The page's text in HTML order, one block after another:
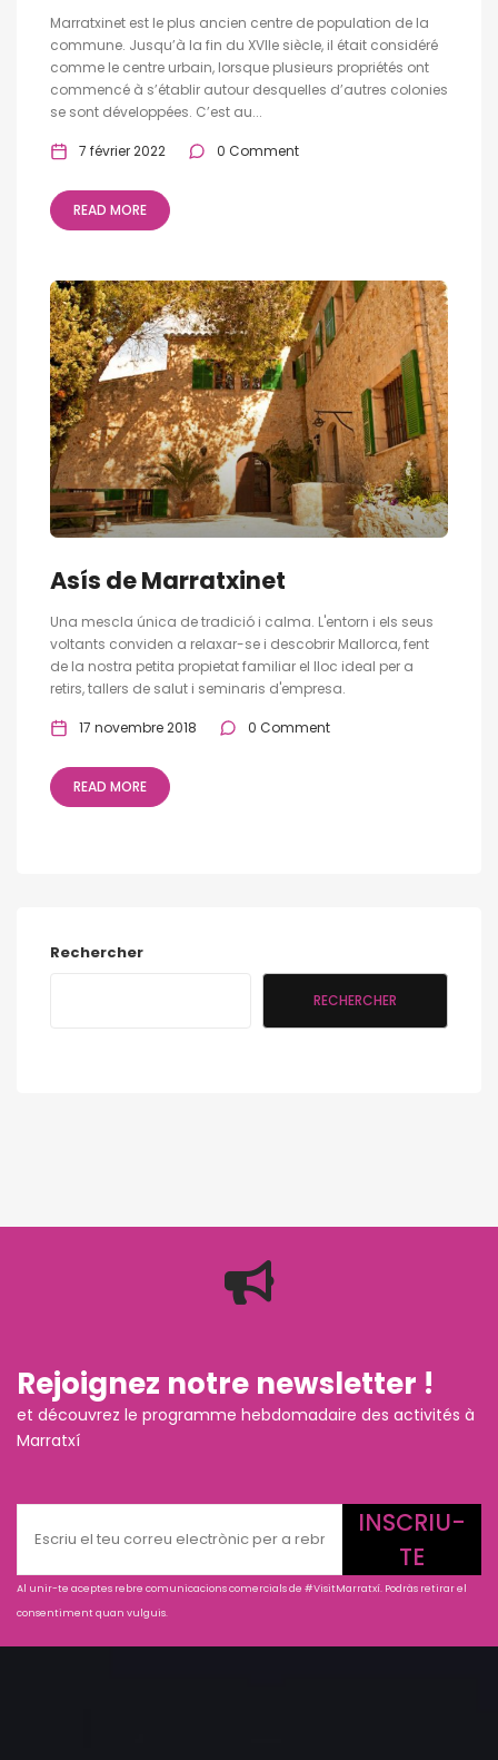
Marratxinet est le plus ancien centre de population de la
commune. Jusqu’à la fin du XVIIe siècle, il était considéré
comme le centre urbain, lorsque plusieurs propriétés ont
commencé à s’établir autour desquelles d’autres colonies
se sont développées. C’est au...
7 février 2022 0 Comment
READ MORE
Asís de Marratxinet
Una mescla única de tradició i calma. L'entorn i els seus
voltants conviden a relaxar-se i descobrir Mallorca, fent
de la nostra petita propietat familiar el lloc ideal per a
retirs, tallers de salut i seminaris d'empresa.
17 novembre 2018 0 Comment
READ MORE
Rechercher
RECHERCHER
Rejoignez notre newsletter !
et découvrez le programme hebdomadaire des activités à
Marratxí
INSCRIU-
TE
Al unir-te aceptes rebre comunicacions comercials de #VisitMarratxí. Podràs retirar el
consentiment quan vulguis.